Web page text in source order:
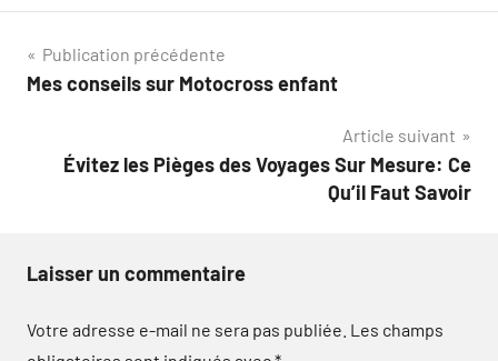
Navigation
de
l’article
Publication précédente
Mes conseils sur Motocross enfant
Article suivant
Évitez les Pièges des Voyages Sur Mesure: Ce
Qu’il Faut Savoir
Laisser un commentaire
Votre adresse e-mail ne sera pas publiée. Les champs